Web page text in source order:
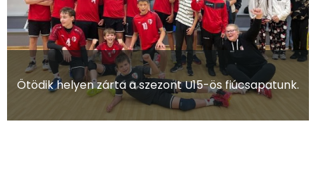
Ötödik helyen zárta a szezont U15-ös fiúcsapatunk.